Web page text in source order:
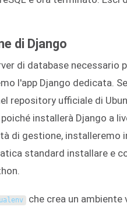
di Django
di database necessario
l'app Django dedicata.
repository ufficiale di
installerà Django a
di gestione, installeremo
standard installare e
che crea un ambiente